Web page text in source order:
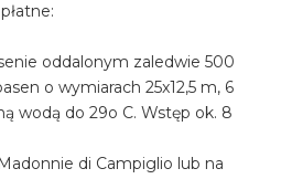
oddalonym zaledwie 500
o wymiarach 25x12,5 m, 6
wodą do 29o C. Wstęp ok. 8
di Campiglio lub na